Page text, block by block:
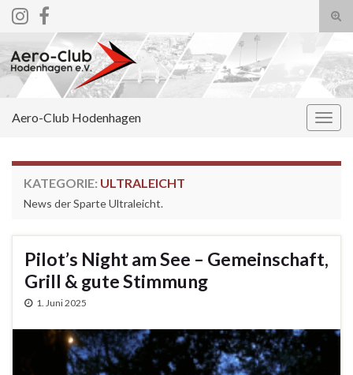
Search for:
Aero-Club Hodenhagen
KATEGORIE: ULTRALEICHT
News der Sparte Ultraleicht.
Pilot’s Night am See – Gemeinschaft,
Grill & gute Stimmung
1. Juni 2025